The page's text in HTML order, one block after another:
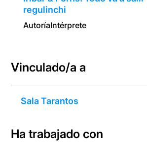
regulinchi
AutoríaIntérprete
Vinculado/a a
Sala Tarantos
Ha trabajado con